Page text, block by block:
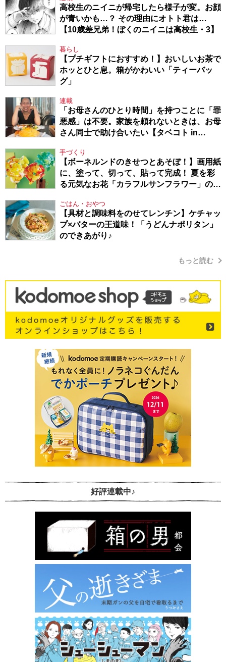
高校生のニイニが帰宅したら様子が変。お顔
が青いかも…？ その理由にオトト君は…
【10歳差兄弟！ぼくのニイニは高校生・3】
暮らし
【プチギフトにおすすめ！】おいしいお茶で
ホッとひと息。箱がかわいい「ティーバッ
グ」
連載
「お母さんのひとり時間」を持つことに「罪
悪感」は不要。家族を頼れないときは、お母
さん同士で助け合いたい【タベコト in
手づくり
【ボーネルンドのきせつとあそぼ！】画用紙
に、塗って、切って、貼って完成！ 夏を彩
る元気なお花「カラフルサンフラワー」の作
ごはん・おやつ
【具材と調味料をのせてレンチン】ケチャッ
プ×バターの王道味！「うどんナポリタン」
のできあがり♪
もっと読む
好評連載中♪